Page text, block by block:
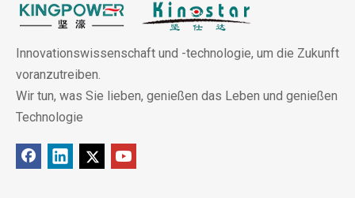
Innovationswissenschaft und -technologie, um die Zukunft
voranzutreiben.
Wir tun, was Sie lieben, genießen das Leben und genießen
Technologie